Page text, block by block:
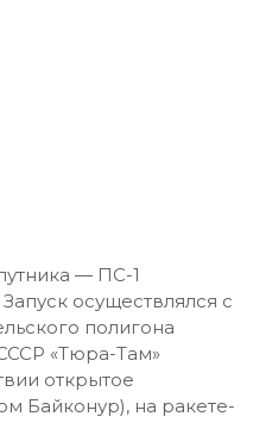
— ПС-1
осуществлялся с
полигона
«Тюра-Там»
открытое
Байконур), на ракете-